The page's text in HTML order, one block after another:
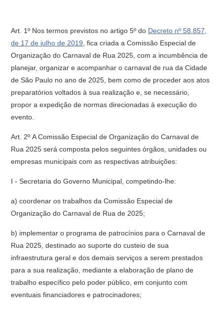
Art. 1º Nos termos previstos no artigo 5º do Decreto nº 58.857,
de 17 de julho de 2019 , fica criada a Comissão Especial de
Organização do Carnaval de Rua 2025, com a incumbência de
planejar, organizar e acompanhar o carnaval de rua da Cidade
de São Paulo no ano de 2025, bem como de proceder aos atos
preparatórios voltados à sua realização e, se necessário,
propor a expedição de normas direcionadas à execução do
evento.
Art. 2º A Comissão Especial de Organização do Carnaval de
Rua 2025 será composta pelos seguintes órgãos, unidades ou
empresas municipais com as respectivas atribuições:
I - Secretaria do Governo Municipal, competindo-lhe:
a) coordenar os trabalhos da Comissão Especial de
Organização do Carnaval de Rua de 2025;
b) implementar o programa de patrocínios para o Carnaval de
Rua 2025, destinado ao suporte do custeio de sua
infraestrutura geral e dos demais serviços a serem prestados
para a sua realização, mediante a elaboração de plano de
trabalho específico pelo poder público, em conjunto com
eventuais financiadores e patrocinadores;